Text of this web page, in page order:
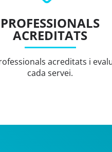
PROFESSIONALS
ACREDITATS
acreditats i
cada servei.